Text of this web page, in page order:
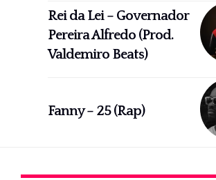
Rei da Lei – Governador
Pereira Alfredo (Prod.
Valdemiro Beats)
Fanny – 25 (Rap)